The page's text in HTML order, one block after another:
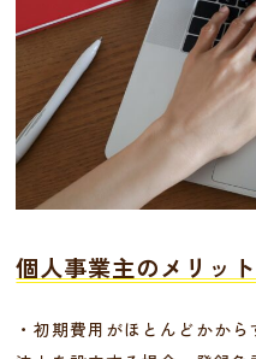
個人事業主のメリット
・初期費用がほとんどかか